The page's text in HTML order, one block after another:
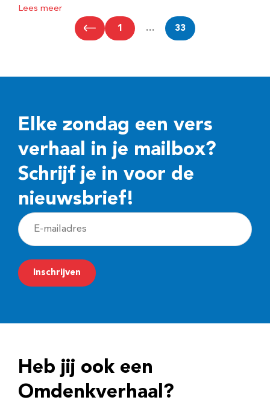
Lees meer
1 … 33
Elke zondag een vers
verhaal in je mailbox?
Schrijf je in voor de
nieuwsbrief!
E
-
m
a
r
e
Inschrijven
Heb jij ook een
Omdenkverhaal?